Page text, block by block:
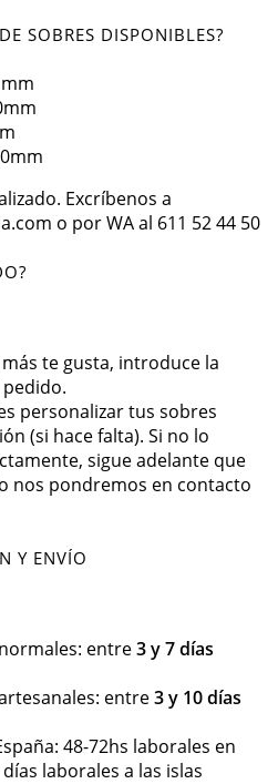
SOBRES DISPONIBLES?
Excríbenos a
o por WA al 611 52 44 50
te gusta, introduce la
personalizar tus sobres
(si hace falta). Si no lo
sigue adelante que
nos pondremos en contacto
Y ENVÍO
entre3 y 7 días
entre3 y 10 días
48-72hs laborales en
laborales a las islas